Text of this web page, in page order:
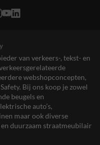
van verkeers-, tekst- en
webshopconcepten,
Bij ons koop je zowel
beugels en
auto’s,
maar ook diverse
duurzaam straatmeubilair